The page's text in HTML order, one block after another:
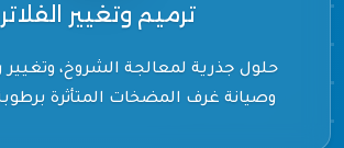
ترميم وتغيير الفلاتر
حلول جذرية لمعالجة الشروخ، وتغيير
وصيانة غرف المضخات المتأثرة